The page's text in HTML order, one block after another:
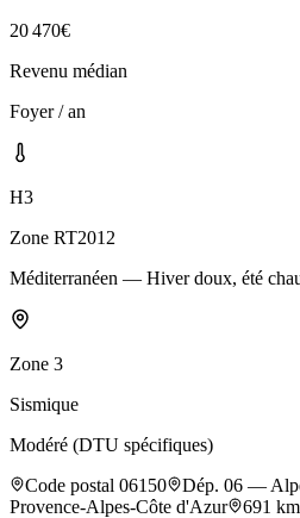
20 470€
Revenu médian
Foyer / an
H3
Zone RT2012
Méditerranéen — Hiver doux, été
Zone 3
Sismique
Modéré (DTU spécifiques)
Code postal 06150 Dép. 06 —
Provence-Alpes-Côte d'Azur
691